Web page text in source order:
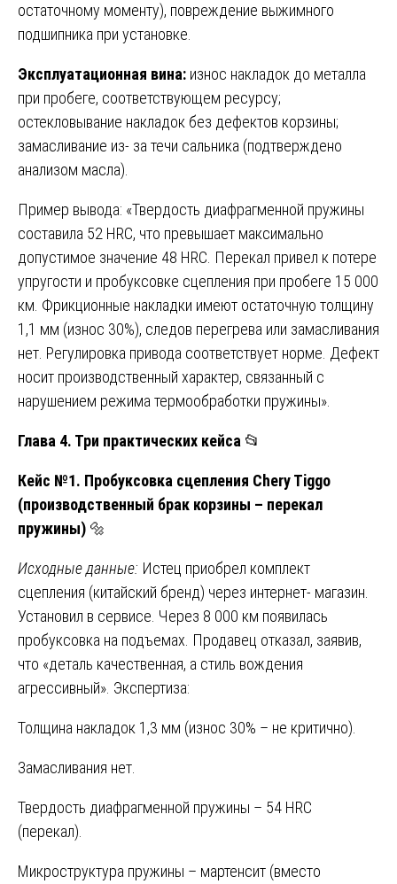
остаточному моменту), повреждение выжимного
подшипника при установке.
Эксплуатационная вина: износ накладок до металла
при пробеге, соответствующем ресурсу;
остекловывание накладок без дефектов корзины;
замасливание из- за течи сальника (подтверждено
анализом масла).
Пример вывода: «Твердость диафрагменной пружины
составила 52 HRC, что превышает максимально
допустимое значение 48 HRC. Перекал привел к потере
упругости и пробуксовке сцепления при пробеге 15 000
км. Фрикционные накладки имеют остаточную толщину
1,1 мм (износ 30%), следов перегрева или замасливания
нет. Регулировка привода соответствует норме. Дефект
носит производственный характер, связанный с
нарушением режима термообработки пружины».
Глава 4. Три практических кейса 📂
Кейс №1. Пробуксовка сцепления Chery Tiggo
(производственный брак корзины – перекал
пружины) 🔩
Исходные данные: Истец приобрел комплект
сцепления (китайский бренд) через интернет- магазин.
Установил в сервисе. Через 8 000 км появилась
пробуксовка на подъемах. Продавец отказал, заявив,
что «деталь качественная, а стиль вождения
агрессивный». Экспертиза:
Толщина накладок 1,3 мм (износ 30% – не критично).
Замасливания нет.
Твердость диафрагменной пружины – 54 HRC
(перекал).
Микроструктура пружины – мартенсит (вместо